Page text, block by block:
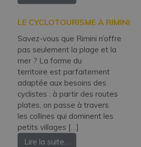
LE CYCLOTOURISME À RIMINI
Savez-vous que Rimini n’offre
pas seulement la plage et la
mer ? La forme du
territoire est parfaitement
adaptée aux besoins des
cyclistes : à partir des routes
plates, on passe à travers
les collines qui dominent les
petits villages […]
Lire la suite…